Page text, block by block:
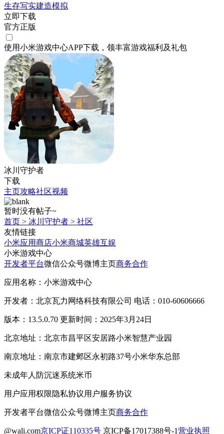
生存写实建造模拟
立即下载
官方正版
使用小米游戏中心APP下载 ，领丰富游戏福利 及礼包
冰川守护者
下载
主页攻略社区视频
暂时没有帖子~
首页 > 冰川守护者 > 社区
友情链接
小米应用商店小米商城英雄互娱
小米游戏中心
开发者平台微信公众号微博主页商务合作
应用名称：小米游戏中心
开发者：北京瓦力网络科技有限公司 电话：010-60606666
版本：13.5.0.70 更新时间：2025年3月24日
北京地址：北京市昌平区安居路小米智慧产业园
南京地址：南京市建邺区永初路37号小米华东总部
未成年人防沉迷系统米币
用户应用权限隐私协议用户服务协议
开发者平台微信公众号微博主页商务合作
@wali.com京ICP证110335号 京ICP备17017388号-1营业执照